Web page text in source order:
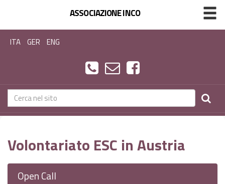
ASSOCIAZIONE INCO
ITA GER ENG
Volontariato ESC in Austria
Open Call